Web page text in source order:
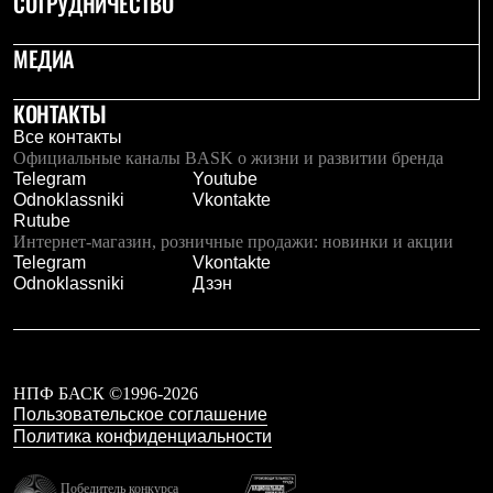
Где купить
МЕДИА
КОНТАКТЫ
Все контакты
Официальные каналы BASK о жизни и развитии бренда
Telegram
Youtube
Odnoklassniki
Vkontakte
Rutube
Интернет-магазин, розничные продажи: новинки и акции
Telegram
Vkontakte
Odnoklassniki
Дзэн
НПФ БАСК ©1996-2026
Пользовательское соглашение
Политика конфиденциальности
Победитель конкурса